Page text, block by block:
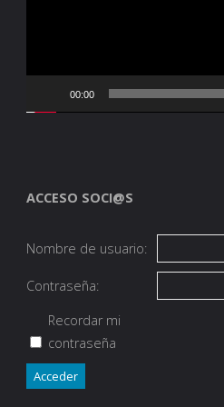
00:00
ACCESO SOCI@S
Nombre de usuario:
Contraseña:
Recordar mi
contraseña
Acceder